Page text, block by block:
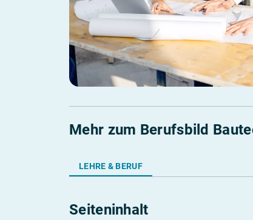
Mehr zum Berufsbild
LEHRE & BERUF
Seiteninhalt